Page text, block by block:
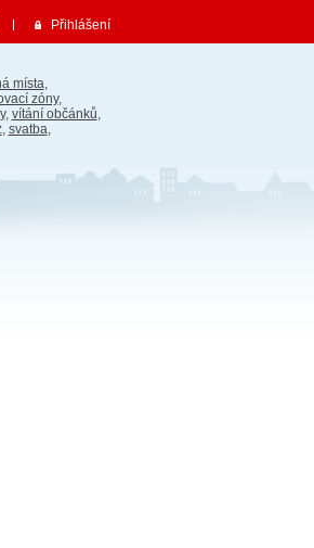
Přihlášení
místa,
zóny,
, vítání občánků,
, svatba,